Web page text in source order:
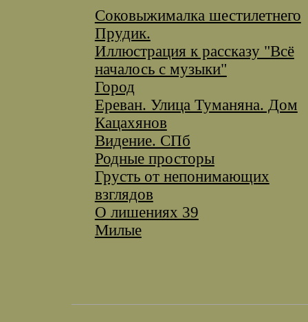
Соковыжималка шестилетнего
Прудик.
Иллюстрация к рассказу "Всё
началось с музыки"
Город
Ереван. Улица Туманяна. Дом
Кацахянов
Видение. СПб
Родные просторы
Грусть от непонимающих
взглядов
О лишениях 39
Милые